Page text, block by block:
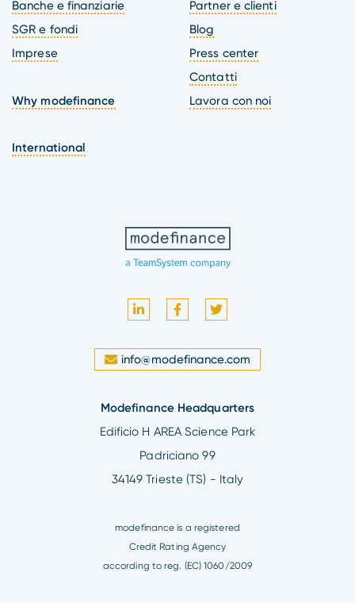
Banche e finanziarie
SGR e fondi
Imprese
Why modefinance
International
Partner e clienti
Blog
Press center
Contatti
Lavora con noi
info@modefinance.com
Modefinance Headquarters
Edificio H AREA Science Park
Padriciano 99
34149 Trieste (TS) - Italy
modefinance is a registered
Credit Rating Agency
according to reg. (EC) 1060/2009